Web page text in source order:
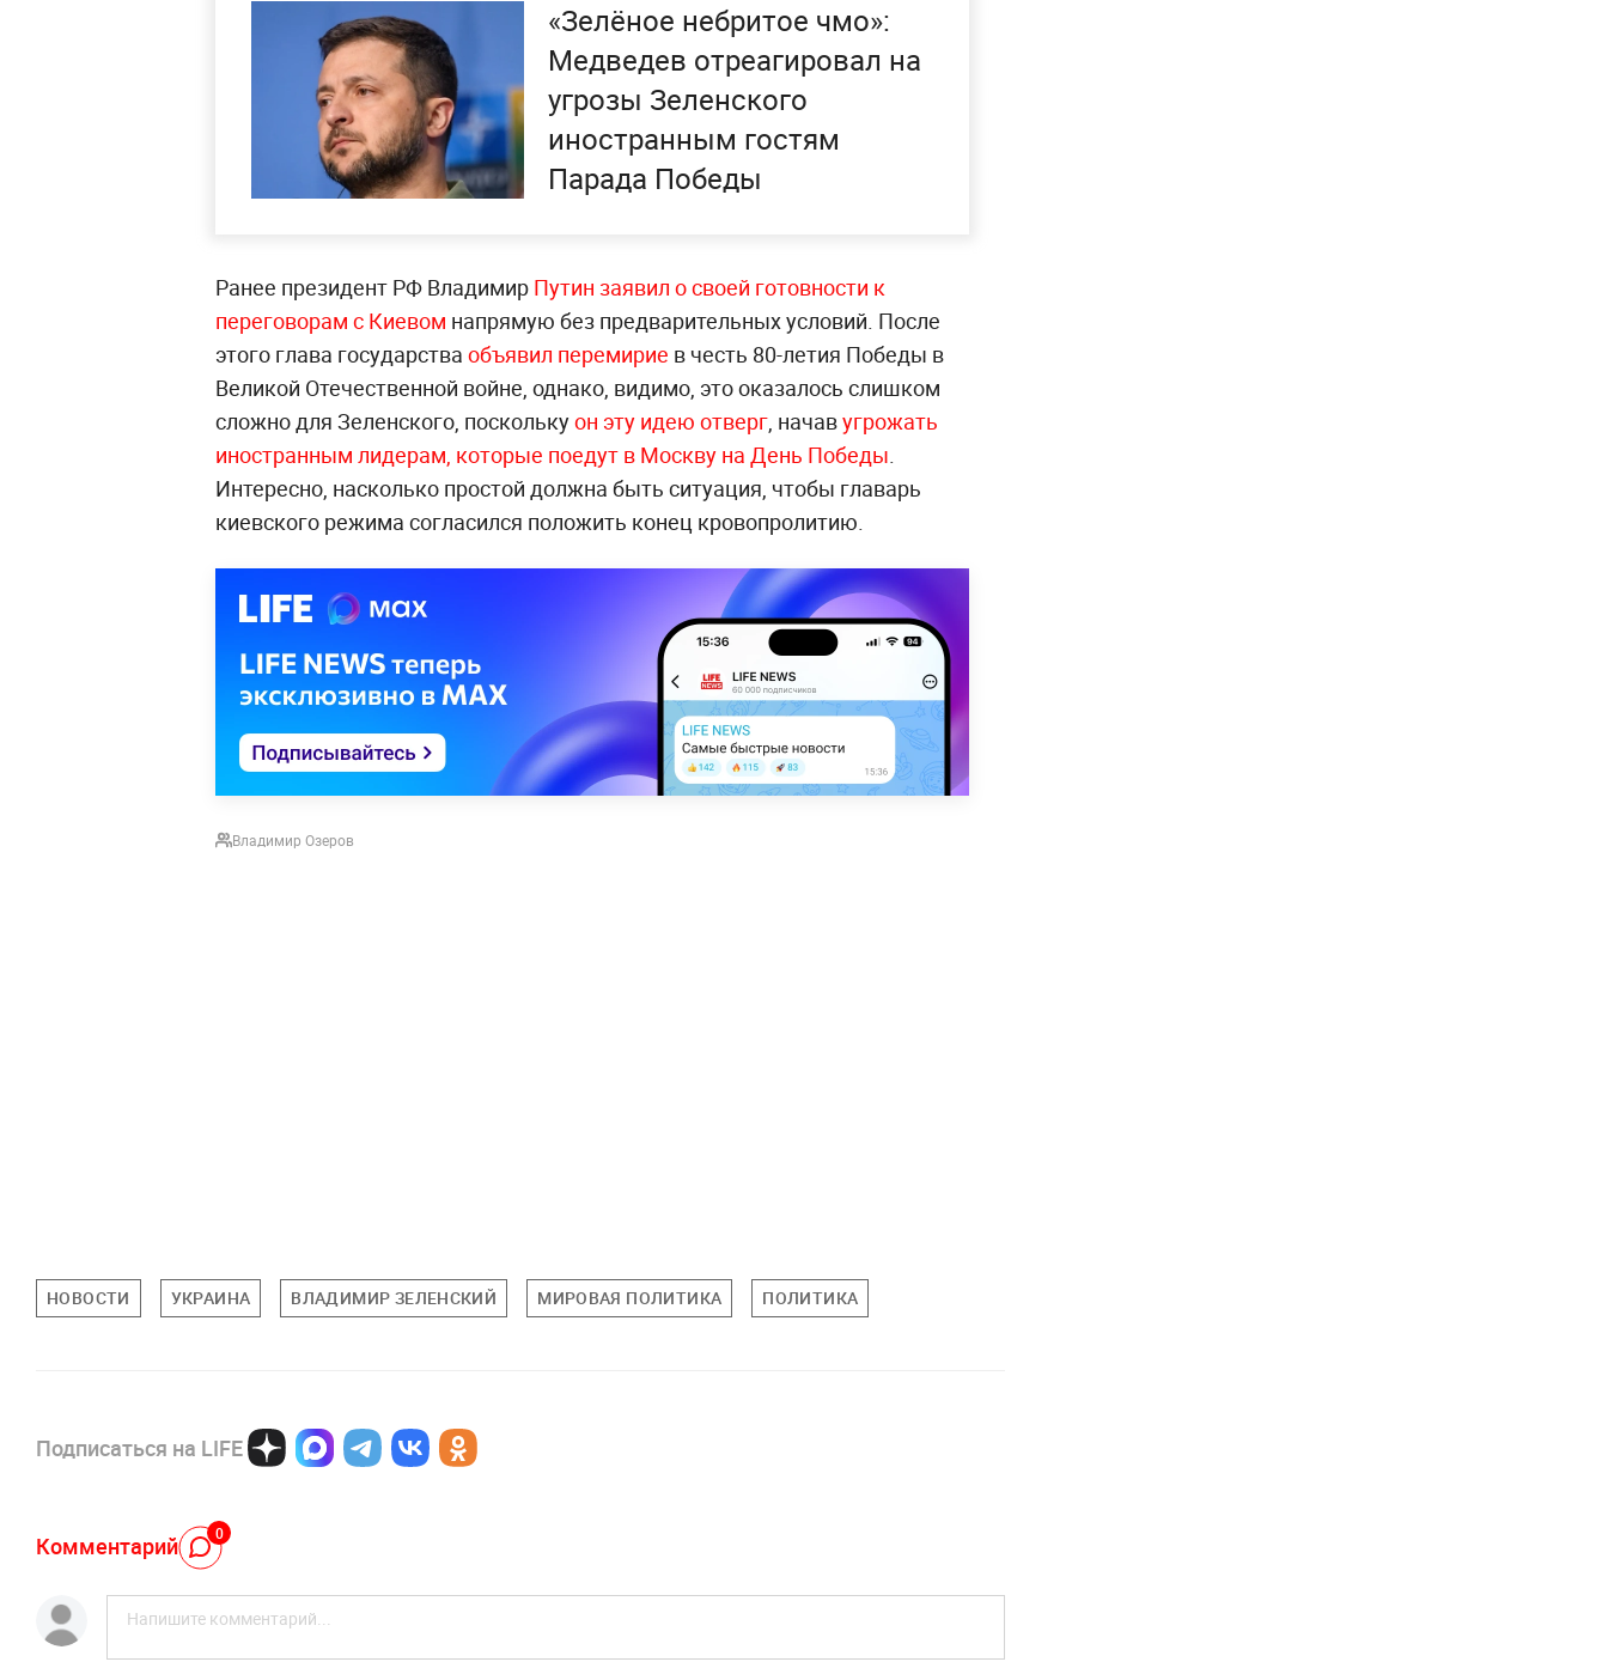
«Зелёное небритое чмо»:
Медведев отреагировал на
угрозы Зеленского
иностранным гостям
Парада Победы
Ранее президент РФ Владимир Путин заявил о своей готовности к
переговорам с Киевом напрямую без предварительных условий. После
этого глава государства объявил перемирие в честь 80-летия Победы в
Великой Отечественной войне, однако, видимо, это оказалось слишком
сложно для Зеленского, посколькуон эту идею отверг, начавугрожать
иностранным лидерам, которые поедут в Москву на День Победы.
Интересно, насколько простой должна быть ситуация, чтобы главарь
киевского режима согласился положить конец кровопролитию.
Владимир Озеров
НОВОСТИ УКРАИНА ВЛАДИМИР ЗЕЛЕНСКИЙ МИРОВАЯ ПОЛИТИКА ПОЛИТИКА
Подписаться на LIFE
Комментарий 0